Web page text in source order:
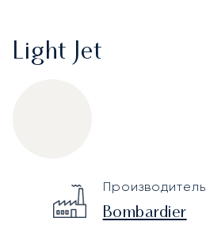
Light Jet
Technical specifications
Производитель
Bombardier